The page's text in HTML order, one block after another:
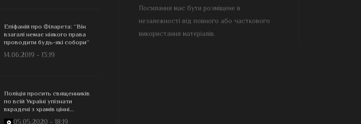
Епіфаній про Філарета: “Він
взагалі немає ніякого права
проводити будь-які собори”
14.06.2019 - 13:19
Поліція просить священників
по всій Україні упізнати
вкрадені з храмів цінні...
05.05.2020 - 18:19
Посилання має бути розміщене в
незалежності від повного або часткового
використання матеріалів.